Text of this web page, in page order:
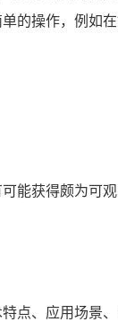
的操作，例
能获得颇为可
点、应用场